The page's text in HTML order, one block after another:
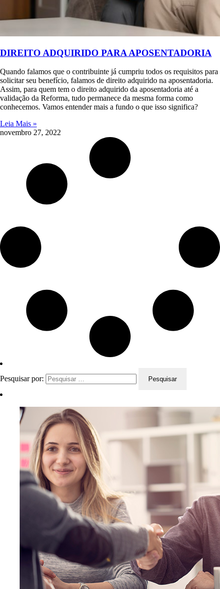
DIREITO ADQUIRIDO PARA APOSENTADORIA
Quando falamos que o contribuinte já cumpriu todos os requisitos para
solicitar seu benefício, falamos de direito adquirido na aposentadoria.
Assim, para quem tem o direito adquirido da aposentadoria até a
validação da Reforma, tudo permanece da mesma forma como
conhecemos. Vamos entender mais a fundo o que isso significa?
Leia Mais »
novembro 27, 2022
Pesquisar por: